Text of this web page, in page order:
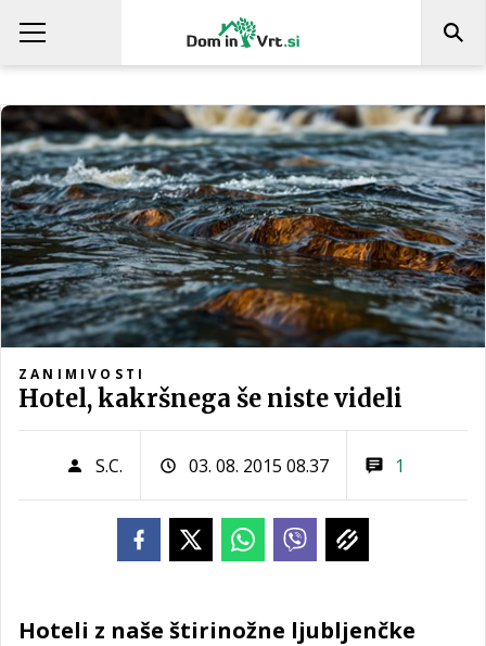
ZANIMIVOSTI
Hotel, kakršnega še niste videli
S.C. 03. 08. 2015 08.37 1
Hoteli z naše štirinožne ljubljenčke